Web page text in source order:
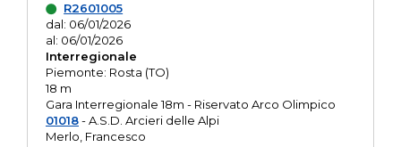
R2601005
dal: 06/01/2026
al: 06/01/2026
Interregionale
Piemonte: Rosta (TO)
18 m
Gara Interregionale 18m - Riservato Arco Olimpico
01018- A.S.D. Arcieri delle Alpi
Merlo, Francesco